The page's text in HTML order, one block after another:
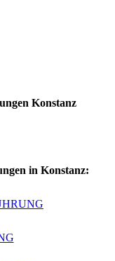
Konstanz
in Konstanz: